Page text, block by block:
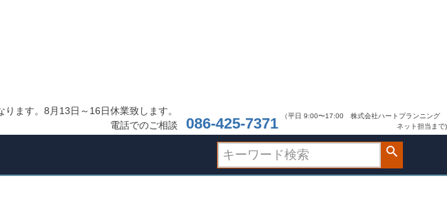
ます。8月13日～16日休業致します。
電話でのご相談
086-425-7371
（平日 9:00〜17:00 株式会社ハートプランニング
ネット担当まで)